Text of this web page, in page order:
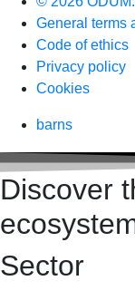
General terms
Code of ethics
Privacy policy
Cookies
barns
Discover
Sector